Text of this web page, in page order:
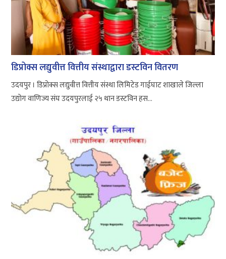
डिप्रोक्स लद्युवीत्त वित्तीय संस्थाद्वारा डस्टविन वितरण
उदयपुर । डिप्रोक्स लद्युवीत्त वित्तीय संस्था लिमिटेड गाईघाट शाखाले जिल्ला
उद्योग वाणिज्य संघ उदयपुरलाई २५ थान डस्टविन हस...